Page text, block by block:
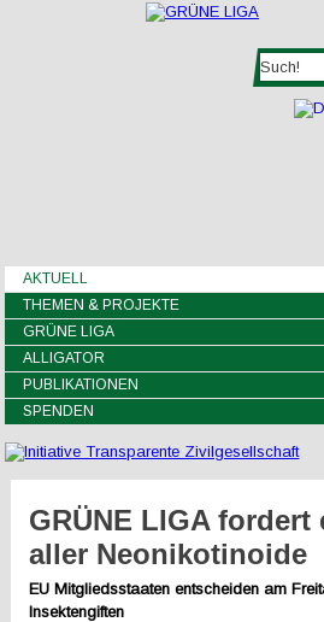
AKTUELL
THEMEN & PROJEKTE
GRÜNE LIGA
ALLIGATOR
PUBLIKATIONEN
SPENDEN
GRÜNE LIGA fordert
aller Neonikotinoide
EU Mitgliedsstaaten entscheiden am
Insektengiften